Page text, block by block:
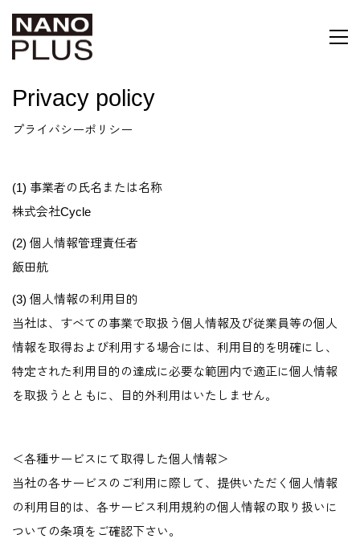
Privacy policy
プライバシーポリシー
(1) 事業者の氏名または名称
株式会社Cycle
(2) 個人情報管理責任者
飯田航
(3) 個人情報の利用目的
当社は、すべての事業で取扱う個人情報及び従業員等の個人
情報を取得および利用する場合には、利用目的を明確にし、
特定された利用目的の達成に必要な範囲内で適正に個人情報
を取扱うとともに、目的外利用はいたしません。
＜各種サービスにて取得した個人情報＞
当社の各サービスのご利用に際して、提供いただく個人情報
の利用目的は、各サービス利用規約の個人情報の取り扱いに
ついての条項をご確認下さい。